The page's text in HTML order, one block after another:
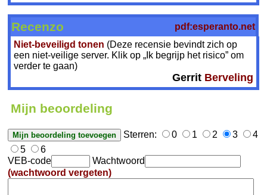
Recenzo
pdf:esperanto.net
Niet-beveiligd tonen (Deze recensie bevindt zich op
een niet-veilige server. Klik op „Ik begrijp het risico” om
verder te gaan)
Gerrit Berveling
Mijn beoordeling
Sterren: 0 1 2 3
4
5
6
VEB-code
Wachtwoord
(wachtwoord vergeten)